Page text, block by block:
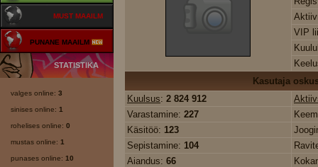
MUST MAAILM
PUNANE MAAILM
STATISTIKA
valges online: 3
sinises online: 1
rohelises online: 0
mustas online: 1
punases online: 10
VIP
Kasutaja
Kuulsus: 2 824 912
Varastamine: 227
Käsitöö: 123
Sepistamine: 104
Aiandus: 66